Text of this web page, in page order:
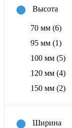
Высота
70 мм (6)
95 мм (1)
100 мм (5)
120 мм (4)
150 мм (2)
Ширина